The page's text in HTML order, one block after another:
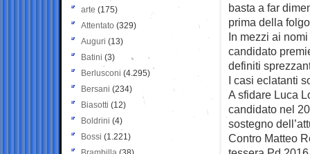
basta a far
prima della
In mezzi ai
candidato
definiti
I casi eclatanti
A sfidare Luca
candidato nel
sostegno
Contro Matteo
arte (175)
Attentato (329)
Auguri (13)
Batini (3)
Berlusconi (4.295)
Bersani (234)
Biasotti (12)
Boldrini (4)
Bossi (1.221)